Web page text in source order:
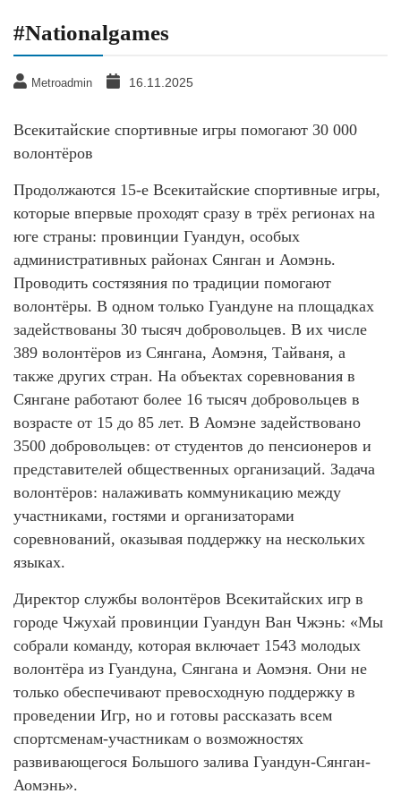
#Nationalgames
Metroadmin 16.11.2025
Всекитайские спортивные игры помогают 30 000
волонтёров
Продолжаются 15-е Всекитайские спортивные игры,
которые впервые проходят сразу в трёх регионах на
юге страны: провинции Гуандун, особых
административных районах Сянган и Аомэнь.
Проводить состязяния по традиции помогают
волонтёры. В одном только Гуандуне на площадках
задействованы 30 тысяч добровольцев. В их числе
389 волонтёров из Сянгана, Аомэня, Тайваня, а
также других стран. На объектах соревнования в
Сянгане работают более 16 тысяч добровольцев в
возрасте от 15 до 85 лет. В Аомэне задействовано
3500 добровольцев: от студентов до пенсионеров и
представителей общественных организаций. Задача
волонтёров: налаживать коммуникацию между
участниками, гостями и организаторами
соревнований, оказывая поддержку на нескольких
языках.
Директор службы волонтёров Всекитайских игр в
городе Чжухай провинции Гуандун Ван Чжэнь: «Мы
собрали команду, которая включает 1543 молодых
волонтёра из Гуандуна, Сянгана и Аомэня. Они не
только обеспечивают превосходную поддержку в
проведении Игр, но и готовы рассказать всем
спортсменам-участникам о возможностях
развивающегося Большого залива Гуандун-Сянган-
Аомэнь».